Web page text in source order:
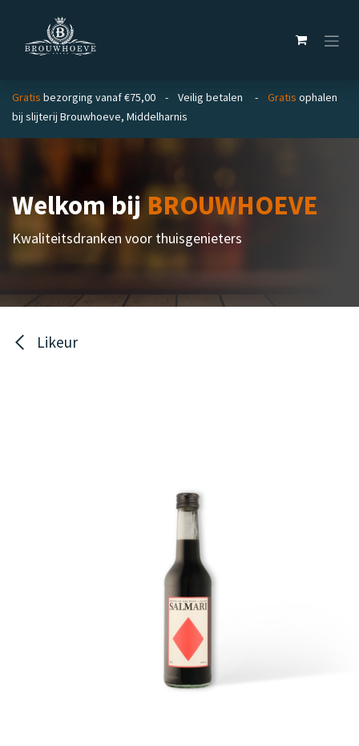
Gratis bezorging vanaf €75,00 - Veilig betalen - Gratis ophalen
bij slijterij Brouwhoeve, Middelharnis
Welkom bijBROUWHOEVE
Kwaliteitsdranken voor thuisgenieters
Likeur